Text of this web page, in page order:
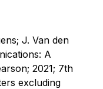
J. Van den
A
2021; 7th
excluding